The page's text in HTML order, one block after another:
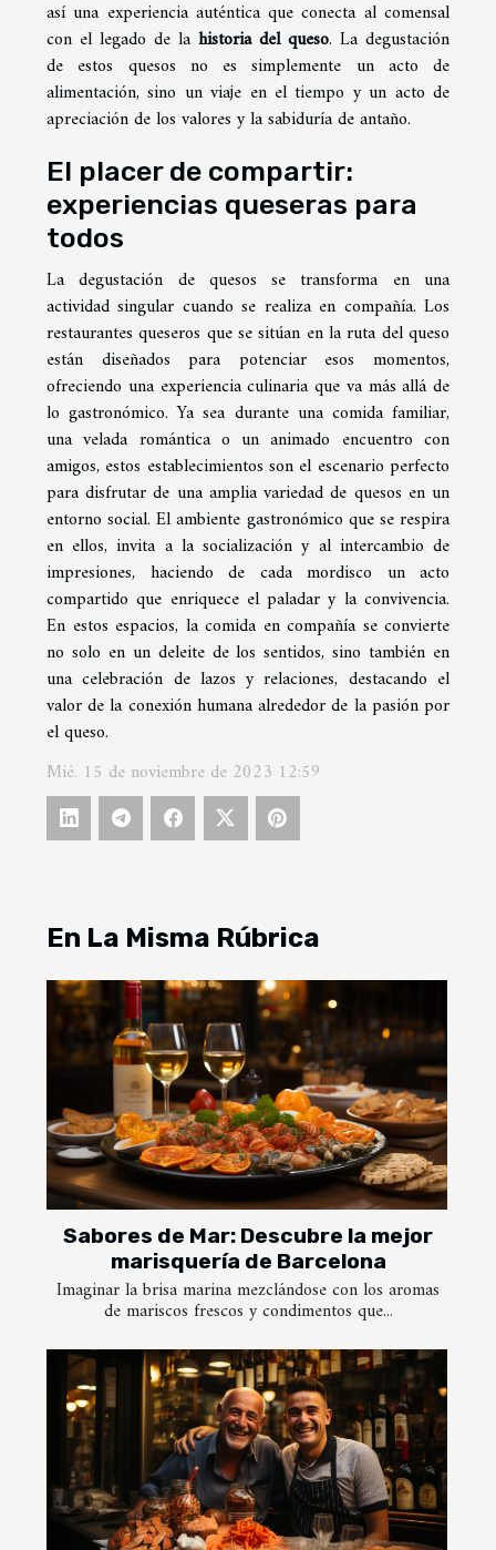
así una experiencia auténtica que conecta al comensal
con el legado de la historia del queso. La degustación
de estos quesos no es simplemente un acto de
alimentación, sino un viaje en el tiempo y un acto de
apreciación de los valores y la sabiduría de antaño.
El placer de compartir:
experiencias queseras para
todos
La degustación de quesos se transforma en una
actividad singular cuando se realiza en compañía. Los
restaurantes queseros que se sitúan en la ruta del queso
están diseñados para potenciar esos momentos,
ofreciendo una experiencia culinaria que va más allá de
lo gastronómico. Ya sea durante una comida familiar,
una velada romántica o un animado encuentro con
amigos, estos establecimientos son el escenario perfecto
para disfrutar de una amplia variedad de quesos en un
entorno social. El ambiente gastronómico que se respira
en ellos, invita a la socialización y al intercambio de
impresiones, haciendo de cada mordisco un acto
compartido que enriquece el paladar y la convivencia.
En estos espacios, la comida en compañía se convierte
no solo en un deleite de los sentidos, sino también en
una celebración de lazos y relaciones, destacando el
valor de la conexión humana alrededor de la pasión por
el queso.
Mié. 15 de noviembre de 2023 12:59
En La Misma Rúbrica
Sabores de Mar: Descubre la mejor
marisquería de Barcelona
Imaginar la brisa marina mezclándose con los aromas
de mariscos frescos y condimentos que...